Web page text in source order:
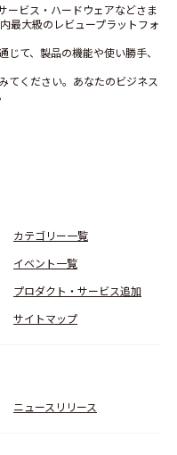
ービス・ハードウェアなどさま
最大級のレビュープラットフォ
て、製品の機能や使い勝手、
てください。あなたのビジネス
カテゴリー一覧
イベント一覧
プロダクト・サービス追加
サイトマップ
ニュースリリース